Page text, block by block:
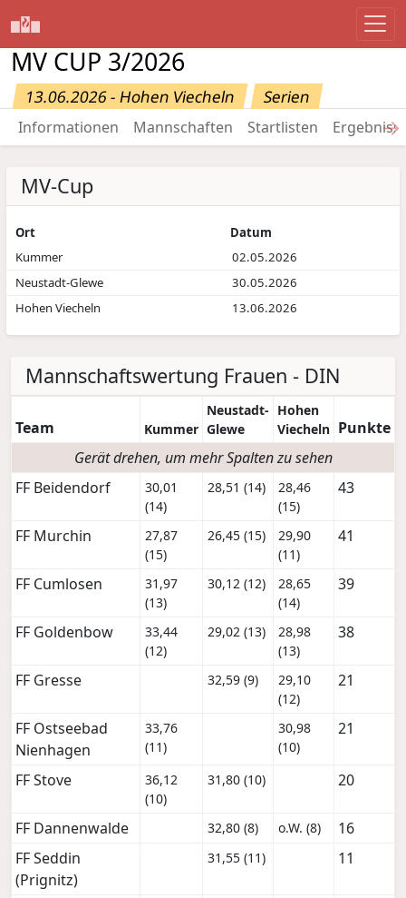
MV CUP 3/2026
13.06.2026 - Hohen Viecheln Serien
Informationen Mannschaften Startlisten →
MV-Cup
Ort
Datum
Kummer
02.05.2026
Neustadt-Glewe
30.05.2026
Hohen Viecheln
13.06.2026
Mannschaftswertung Frauen - DIN
Team Kummer
Neustadt-
Glewe
Hohen
Viecheln Punkte
Gerät drehen, um mehr Spalten zu sehen
FF Beidendorf
30,01
(14)
28,51 (14)
28,46
(15)
43
FF Murchin
27,87
(15)
26,45 (15)
29,90
(11)
41
FF Cumlosen
31,97
(13)
30,12 (12)
28,65
(14)
39
FF Goldenbow
33,44
(12)
29,02 (13)
28,98
(13)
38
FF Gresse 32,59 (9)
29,10
(12)
21
FF Ostseebad
Nienhagen
33,76
(11)
30,98
(10)
21
FF Stove
36,12
(10)
31,80 (10) 20
FF Dannenwalde 32,80 (8) o.W. (8)
16
FF Seddin
(Prignitz)
31,55 (11) 11